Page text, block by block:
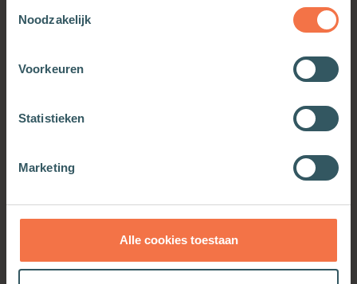
Noodzakelijk
Voorkeuren
Statistieken
Marketing
Alle cookies toestaan
OOK INTERESSANT